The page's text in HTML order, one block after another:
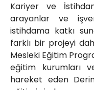
Kariyer ve
arayanlar ve
istihdama katkı
farklı bir projeyi
Mesleki Eğitim
eğitim kurumları
hareket eden